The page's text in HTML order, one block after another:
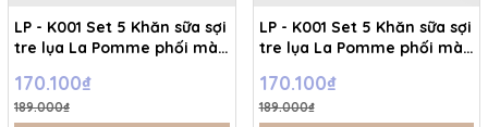
LP - K001 Set 5 Khăn sữa sợi
tre lụa La Pomme phối màu
SS26.T3A
170.100₫
189.000₫
LP - K001 Set 5 Khăn sữa sợi
tre lụa La Pomme phối màu
SS26.T3A
170.100₫
189.000₫